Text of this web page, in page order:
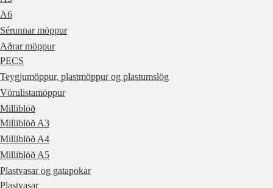
A6
Sérunnar möppur
Aðrar möppur
PECS
Teygjumöppur, plastmöppur og plastumslög
Vörulistamöppur
Milliblöð
Milliblöð A3
Milliblöð A4
Milliblöð A5
Plastvasar og gatapokar
Plastvasar